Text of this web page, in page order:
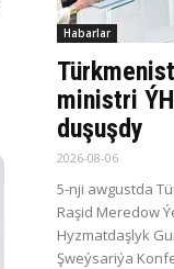
Habarlar
ministri
duşuşdy
2026-08-06
5-nji awgustda
Raşid Meredow
Hyzmatdaşlyk
Şweýsariýa